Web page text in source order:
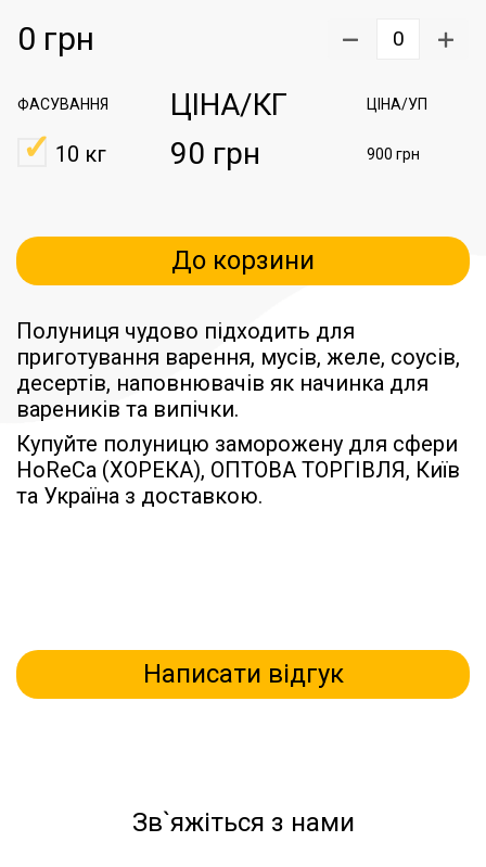
0 грн 0
ФАСУВАННЯ ЦІНА/КГ ЦІНА/УП
10 кг 90 грн 900 грн
До корзини
Полуниця чудово підходить для
приготування варення, мусів, желе, соусів,
десертів, наповнювачів як начинка для
вареників та випічки.
Купуйте полуницю заморожену для сфери
HoReCa (ХОРЕКА), ОПТОВА ТОРГІВЛЯ, Київ
та Україна з доставкою.
Написати відгук
Зв`яжіться з нами